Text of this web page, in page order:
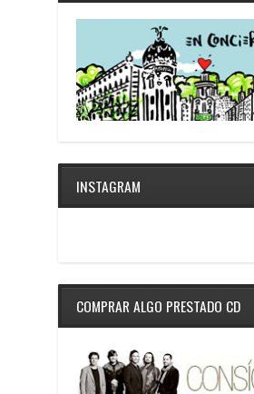
INSTAGRAM
COMPRAR ALGO PRESTADO CD